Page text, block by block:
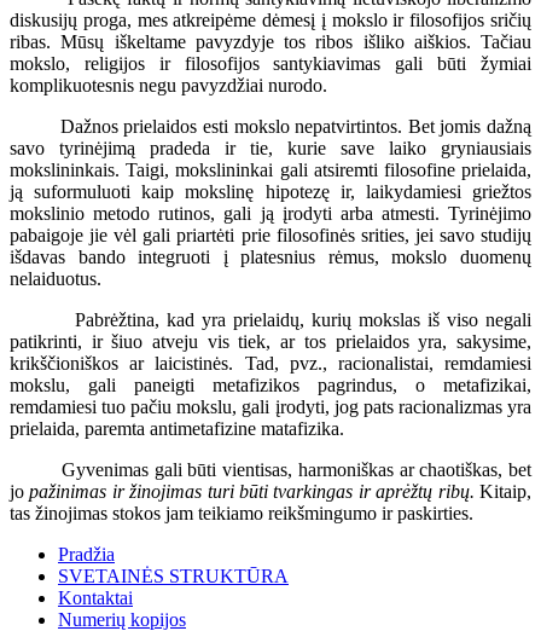
diskusijų proga, mes atkreipėme dėmesį į mokslo ir filosofijos sričių
ribas. Mūsų iškeltame pavyzdyje tos ribos išliko aiškios. Tačiau
mokslo, religijos ir filosofijos santykiavimas gali būti žymiai
komplikuotesnis negu pavyzdžiai nurodo.
Dažnos prielaidos esti mokslo nepatvirtintos. Bet jomis dažną
savo tyrinėjimą pradeda ir tie, kurie save laiko gryniausiais
mokslininkais. Taigi, mokslininkai gali atsiremti filosofine prielaida,
ją suformuluoti kaip mokslinę hipotezę ir, laikydamiesi griežtos
mokslinio metodo rutinos, gali ją įrodyti arba atmesti. Tyrinėjimo
pabaigoje jie vėl gali priartėti prie filosofinės srities, jei savo studijų
išdavas bando integruoti į platesnius rėmus, mokslo duomenų
nelaiduotus.
Pabrėžtina, kad yra prielaidų, kurių mokslas iš viso negali
patikrinti, ir šiuo atveju vis tiek, ar tos prielaidos yra, sakysime,
krikščioniškos ar laicistinės. Tad, pvz., racionalistai, remdamiesi
mokslu, gali paneigti metafizikos pagrindus, o metafizikai,
remdamiesi tuo pačiu mokslu, gali įrodyti, jog pats racionalizmas yra
prielaida, paremta antimetafizine matafizika.
Gyvenimas gali būti vientisas, harmoniškas ar chaotiškas, bet
jopažinimas ir žinojimas turi būti tvarkingas ir aprėžtų ribų. Kitaip,
tas žinojimas stokos jam teikiamo reikšmingumo ir paskirties.
Pradžia
SVETAINĖS STRUKTŪRA
Kontaktai
Numerių kopijos